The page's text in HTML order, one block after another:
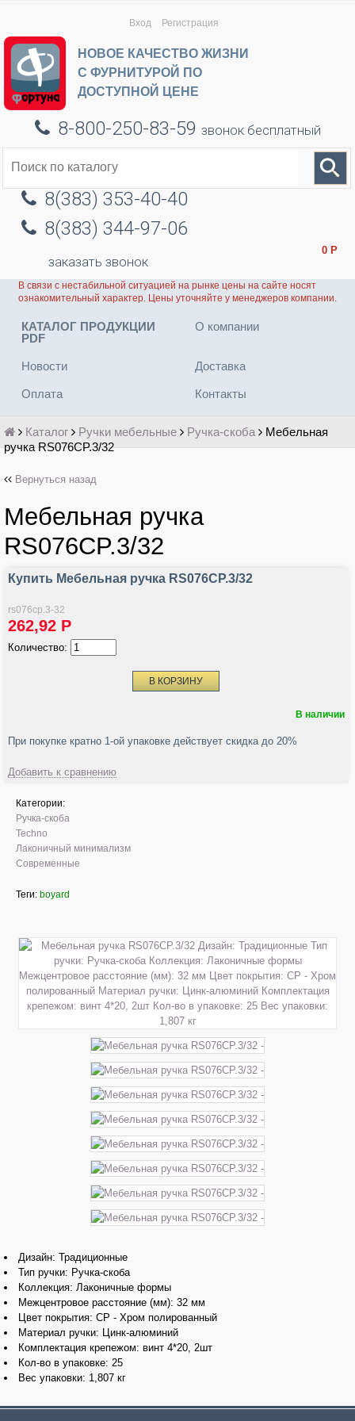
Вход Регистрация
НОВОЕ КАЧЕСТВО ЖИЗНИ
С ФУРНИТУРОЙ ПО
ДОСТУПНОЙ ЦЕНЕ
8-800-250-83-59 звонок бесплатный
8(383) 353-40-40
8(383) 344-97-06
заказать звонок
0 Р
В связи с нестабильной ситуацией на рынке цены на сайте носят
ознакомительный характер. Цены уточняйте у менеджеров компании.
КАТАЛОГ ПРОДУКЦИИ
PDF
О компании
Новости Доставка
Оплата Контакты
Каталог Ручки мебельные Ручка-скоба
Мебельная
ручка RS076CP.3/32
Вернуться назад
Мебельная ручка
RS076CP.3/32
Купить Мебельная ручка RS076CP.3/32
rs076cp.3-32
262,92 Р
Количество:
В наличии
При покупке кратно 1-ой упаковке действует скидка до 20%
Добавить к сравнению
Категории:
Ручка-скоба
Techno
Лаконичный минимализм
Современные
Теги: boyard
Дизайн: Традиционные
Тип ручки: Ручка-скоба
Коллекция: Лаконичные формы
Межцентровое расстояние (мм): 32 мм
Цвет покрытия: CP - Хром полированный
Материал ручки: Цинк-алюминий
Комплектация крепежом: винт 4*20, 2шт
Кол-во в упаковке: 25
Вес упаковки: 1,807 кг